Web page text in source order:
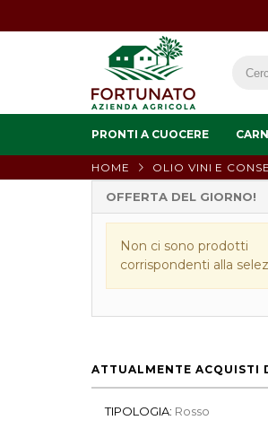
PRONTI A CUOCERE
HOME OLIO VINI E
OFFERTA DEL GIORNO!
Non ci sono prodotti
corrispondenti alla
ATTUALMENTE ACQUISTI
TIPOLOGIA: Rosso